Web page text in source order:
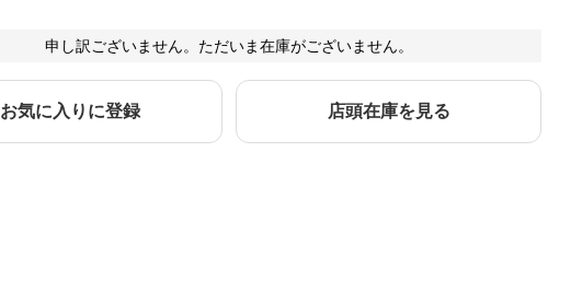
申し訳ございません。ただいま在庫がございません。
お気に入りに登録 店頭在庫を見る